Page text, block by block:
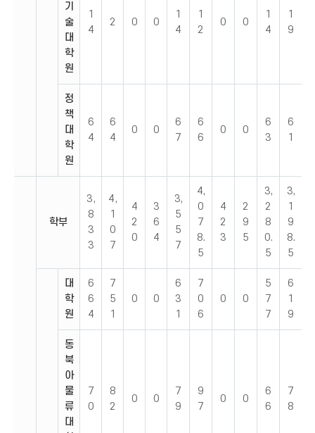
기
술
대
학
원
1
4
2 0 0
1
4
1
2
0 0
1
4
1
9
정
책
대
학
원
6
4
6
4
0 0
6
7
6
6
0 0
6
3
6
1
학부
3,
8
3
3
4,
1
0
7
4
2
0
3
6
4
3,
5
5
7
4,
0
7
8.
5
4
2
3
2
9
5
3,
2
8
0.
5
3,
1
9
8.
5
대
학
원
6
6
4
7
5
1
0 0
6
3
1
7
0
6
0 0
5
7
7
6
1
9
동
북
아
물
류
대
7
0
8
2
0 0
7
9
9
7
0 0
6
6
7
8